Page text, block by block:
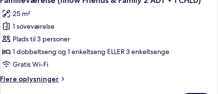
3
adults)
alle
billeder
af
Familieværelse
(nhow
Friends
Family
25 m²
1 soveværelse
Plads til 3 personer
1 dobbeltseng og 1 enkeltseng ELLER 3 enkeltsenge
Gratis Wi-Fi
Flere oplysninger
Flere